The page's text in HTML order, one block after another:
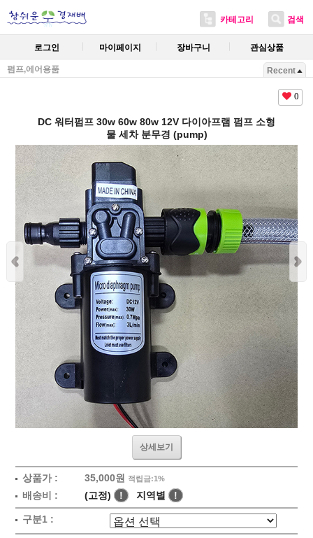
카테고리 검색
로그인 마이페이지 장바구니 관심상품
펌프,에어용품 Recent
0
DC 워터펌프 30w 60w 80w 12V 다이아프램 펌프 소형
물 세차 분무경 (pump)
상세보기
상품가 : 35,000원 적립금:1%
배송비 : (고정) ! 지역별 !
구분1 :